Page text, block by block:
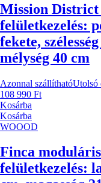
Mission District
felületkezelés:
fekete,
mélység 40 cm
Azonnal szállíthatóUtolsó
108 990 Ft
Kosárba
Kosárba
WOOOD
Finca
felületkezelés: